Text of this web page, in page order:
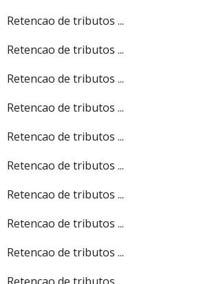
Retencao de tributos ...
Retencao de tributos ...
Retencao de tributos ...
Retencao de tributos ...
Retencao de tributos ...
Retencao de tributos ...
Retencao de tributos ...
Retencao de tributos ...
Retencao de tributos ...